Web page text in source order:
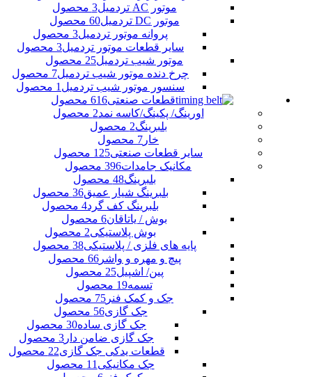
موتور AC تردمیل
3 محصول
موتور DC تردمیل
60 محصول
پروانه موتور تردمیل3 محصول
سایر قطعات موتور تردمیل3 محصول
موتور شیب تردمیل25 محصول
چرخ دنده موتور شیب تردمیل7 محصول
سنسور موتور شیب تردمیل 1 محصول
قطعات صنعتی616 محصول
اورینگ/ پکینگ/کاسه نمد2 محصول
بلبرینگ2 محصول
خار 7 محصول
سایر قطعات صنعتی125 محصول
مکانیک جامدات396 محصول
بلبرینگ48 محصول
بلبرینگ شیار عمیق36 محصول
بلبرینگ کف گرد4 محصول
بوش / یاتاقان6 محصول
بوش پلاستیکی2 محصول
پایه های فلزی / پلاستیکی38 محصول
پیچ و مهره و واشر66 محصول
پین/ اشپیل25 محصول
تسمه19 محصول
جک و کمک فنر 75 محصول
جک گازی56 محصول
جک گازی ساده30 محصول
جک گازی ضامن دار 3 محصول
قطعات یدکی جک گازی22 محصول
جک مکانیکی 11 محصول